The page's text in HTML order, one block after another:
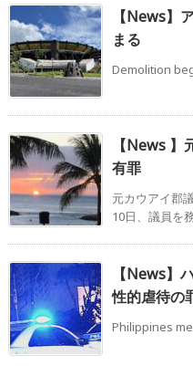
【News】
まる
Demolition
【News
有罪
元カウアイ郡
10日、議員を
【News】
性的虐待の
Philippines